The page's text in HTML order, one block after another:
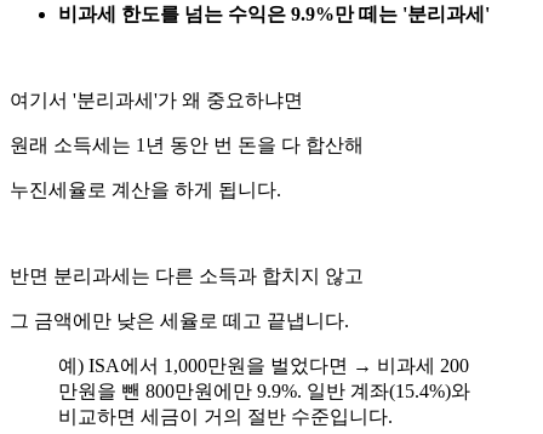
비과세 한도를 넘는 수익은 9.9%만 떼는 '분리과세'
여기서 '분리과세'가 왜 중요하냐면
원래 소득세는 1년 동안 번 돈을 다 합산해
누진세율로 계산을 하게 됩니다.
반면 분리과세는 다른 소득과 합치지 않고
그 금액에만 낮은 세율로 떼고 끝냅니다.
예) ISA에서 1,000만원을 벌었다면 → 비과세 200
만원을 뺀 800만원에만 9.9%. 일반 계좌(15.4%)와
비교하면 세금이 거의 절반 수준입니다.